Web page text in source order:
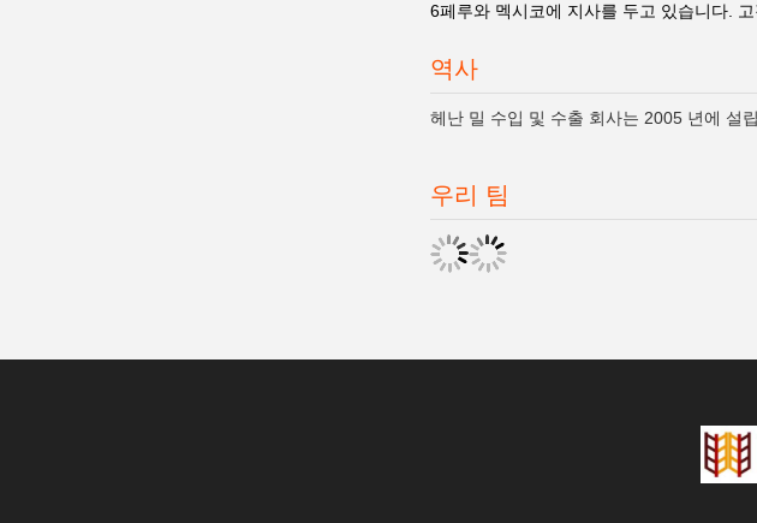
6페루와 멕시코에 지사를 두고 있습니다.
역사
헤난 밀 수입 및 수출 회사는 2005 년에 설
우리 팀